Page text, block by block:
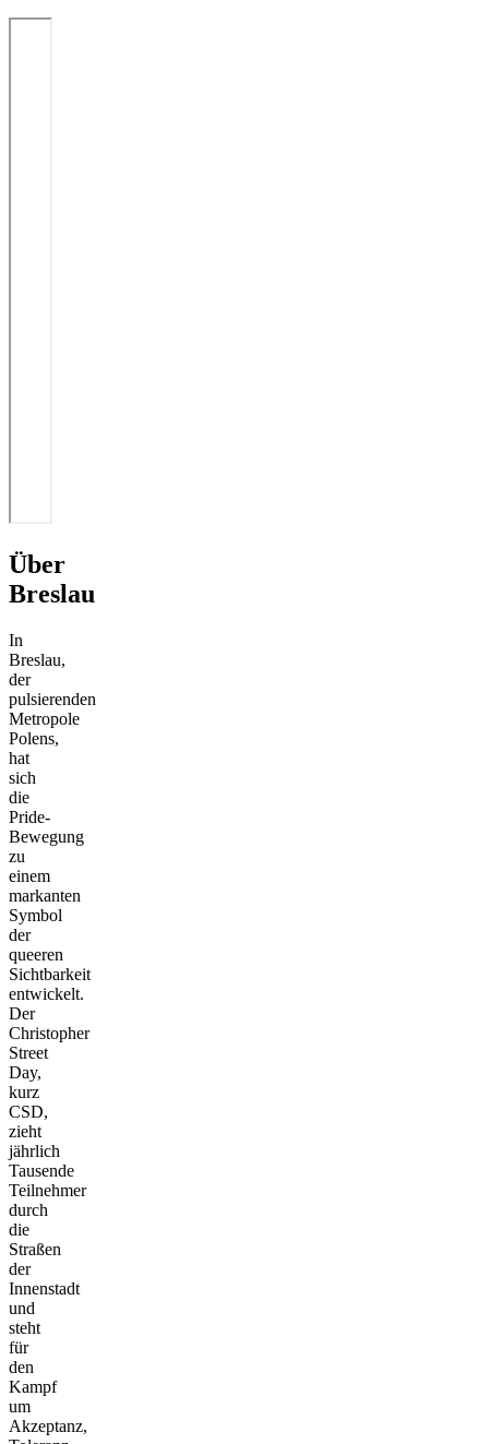
Über
Breslau
In
Breslau,
der
pulsierenden
Metropole
Polens,
hat
sich
die
Pride-
Bewegung
zu
einem
markanten
Symbol
der
queeren
Sichtbarkeit
entwickelt.
Der
Christopher
Street
Day,
kurz
CSD,
zieht
jährlich
Tausende
Teilnehmer
durch
die
Straßen
der
Innenstadt
und
steht
für
den
Kampf
um
Akzeptanz,